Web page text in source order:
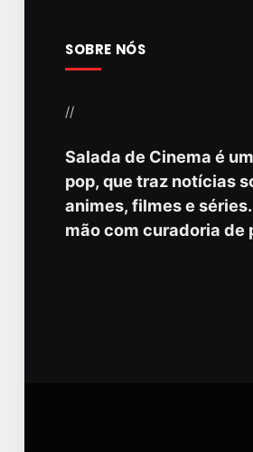
SOBRE NÓS
//
Salada de Cinema é
pop, que traz notícias
animes, filmes e
mão com curadoria de